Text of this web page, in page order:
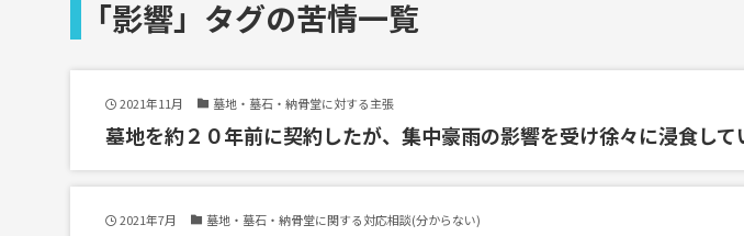
「影響」タグの苦情一覧
2021年11月 墓地・墓石・納骨堂に対する主張
墓地を約２０年前に契約したが、集中豪雨の影響を受け徐々に浸食し
2021年7月 墓地・墓石・納骨堂に関する対応相談(分からない)